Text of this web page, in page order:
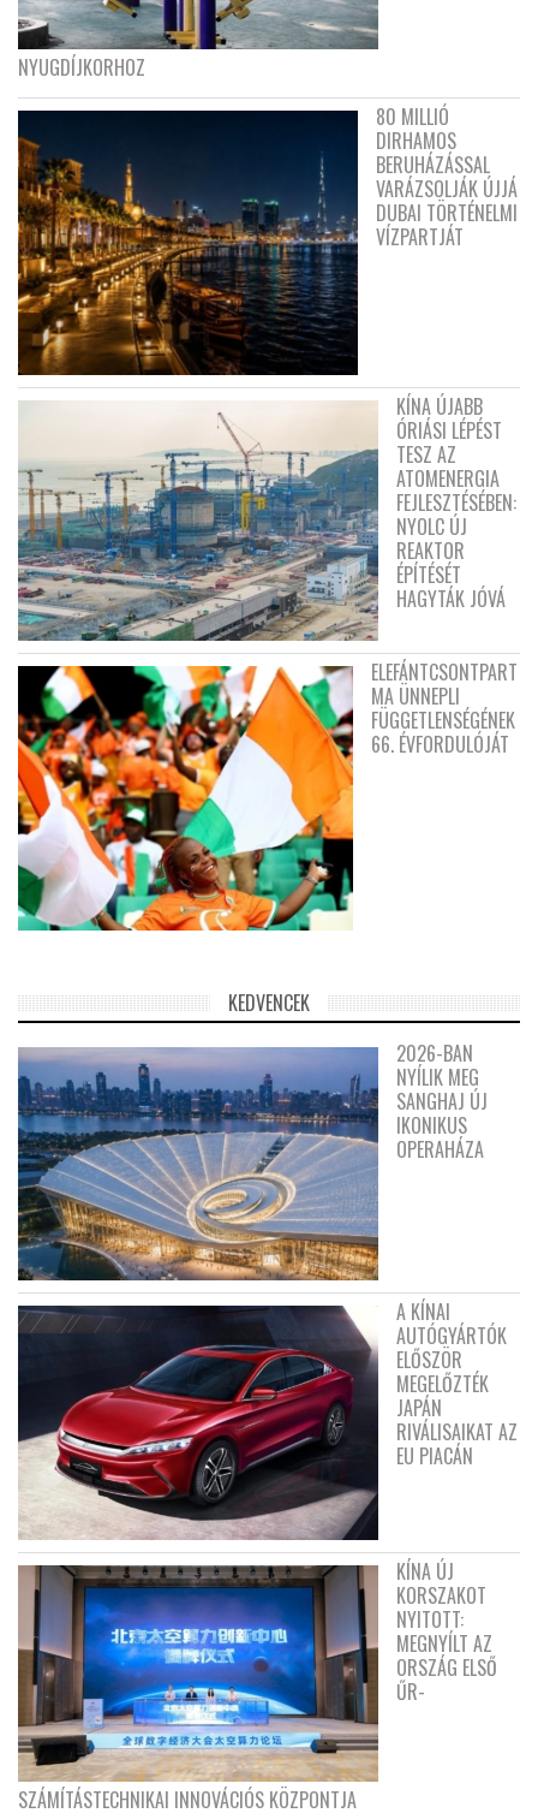
NYUGDÍJKORHOZ
80 MILLIÓ
DIRHAMOS
BERUHÁZÁSSAL
VARÁZSOLJÁK ÚJJÁ
DUBAI TÖRTÉNELMI
VÍZPARTJÁT
KÍNA ÚJABB
ÓRIÁSI LÉPÉST
TESZ AZ
ATOMENERGIA
FEJLESZTÉSÉBEN:
NYOLC ÚJ
REAKTOR
ÉPÍTÉSÉT
HAGYTÁK JÓVÁ
ELEFÁNTCSONTPART
MA ÜNNEPLI
FÜGGETLENSÉGÉNEK
66. ÉVFORDULÓJÁT
KEDVENCEK
2026-BAN
NYÍLIK MEG
SANGHAJ ÚJ
IKONIKUS
OPERAHÁZA
A KÍNAI
AUTÓGYÁRTÓK
ELŐSZÖR
MEGELŐZTÉK
JAPÁN
RIVÁLISAIKAT AZ
EU PIACÁN
KÍNA ÚJ
KORSZAKOT
NYITOTT:
MEGNYÍLT AZ
ORSZÁG ELSŐ
ŰR-
SZÁMÍTÁSTECHNIKAI INNOVÁCIÓS KÖZPONTJA